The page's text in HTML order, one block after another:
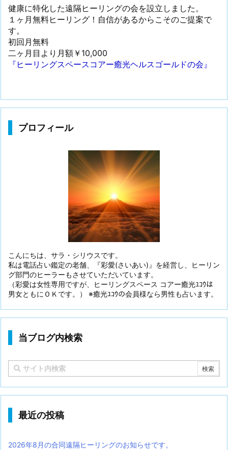
健康に特化した遠隔ヒーリングの会を設立しました。
１ヶ月無料ヒーリング！自信があるからこそのご提案で
す。
初回月無料
二ヶ月目より月額￥10,000
『ヒーリングスペースコアー癒光ヘルスゴールドの会』
プロフィール
こんにちは、サラ・シリウスです。
私は電話占い鑑定の老舗、『彩愛(さいあい)』を経営し、ヒーリン
グ部門のヒーラーもさせていただいています。
（彩愛は女性専用ですが、ヒーリングスペース コアー癒光ﾕｺｳは
男女ともにＯＫです。） ※癒光ﾕｺｳの会員様なら男性も占います。
当ブログ内検索
最近の投稿
2026年8月の合同遠隔ヒーリングのお知らせです。